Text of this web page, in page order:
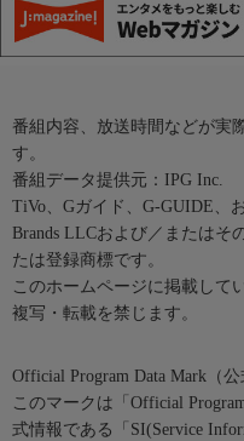
番組内容、放送時間などが実
す。
番組データ提供元：IPG Inc.
TiVo、Gガイド、G-GUIDE、
Brands LLCおよび／またはそ
たは登録商標です。
このホームページに掲載して
複写・転載を禁じます。
Official Program Data Mark（
このマークは「Official
式情報である「SI(Service